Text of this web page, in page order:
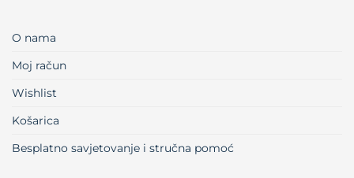
O nama
Moj račun
Wishlist
Košarica
Besplatno savjetovanje i stručna pomoć